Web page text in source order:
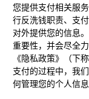
您提供支付相关服
行反洗钱职责、支
对外提供您的信息
重要性，并会尽全
《隐私政策》（下
支付的过程中，我
何管理您的个人信息